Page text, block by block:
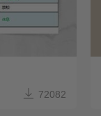
 72082